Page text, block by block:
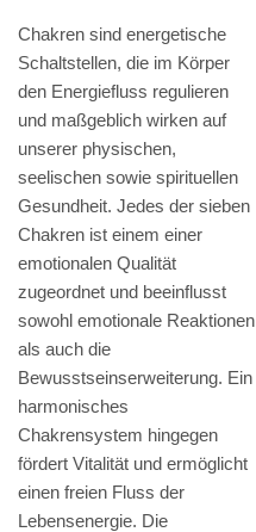
Chakren sind energetische
Schaltstellen, die im Körper
den Energiefluss regulieren
und maßgeblich wirken auf
unserer physischen,
seelischen sowie spirituellen
Gesundheit. Jedes der sieben
Chakren ist einem einer
emotionalen Qualität
zugeordnet und beeinflusst
sowohl emotionale Reaktionen
als auch die
Bewusstseinserweiterung. Ein
harmonisches
Chakrensystem hingegen
fördert Vitalität und ermöglicht
einen freien Fluss der
Lebensenergie. Die